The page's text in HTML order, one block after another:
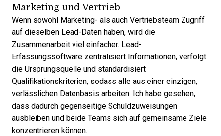
Marketing und Vertrieb
Wenn sowohl Marketing- als auch Vertriebsteam Zugriff
auf dieselben Lead-Daten haben, wird die
Zusammenarbeit viel einfacher. Lead-
Erfassungssoftware zentralisiert Informationen, verfolgt
die Ursprungsquelle und standardisiert
Qualifikationskriterien, sodass alle aus einer einzigen,
verlässlichen Datenbasis arbeiten. Ich habe gesehen,
dass dadurch gegenseitige Schuldzuweisungen
ausbleiben und beide Teams sich auf gemeinsame Ziele
konzentrieren können.